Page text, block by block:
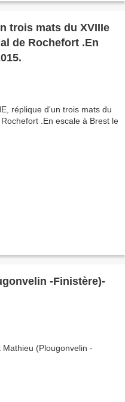
trois mats du XVIIIe
de Rochefort .En
-Finistère)-